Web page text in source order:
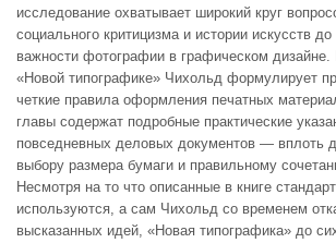
исследование охватывает широкий круг
социального критицизма и истории искусств
важности фотографии в графическом
«Новой типографике» Чихольд формулирует
четкие правила оформления печатных
главы содержат подробные практические
повседневных деловых документов — вплоть
выбору размера бумаги и правильному
Несмотря на то что описанные в книге
используются, а сам Чихольд со временем
высказанных идей, «Новая типографика» до